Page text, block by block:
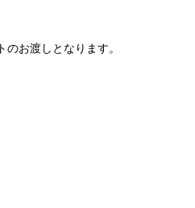
お渡しとなります。